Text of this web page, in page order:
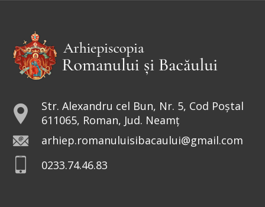
Ev. Matei 17, 24-27; 18, 1-4
Preia articolele Doxologia în site-ul tău!
Str. Alexandru cel Bun, Nr. 5, Cod Poștal
611065, Roman, Jud. Neamț
arhiep.romanuluisibacaului@gmail.com
0233.74.46.83